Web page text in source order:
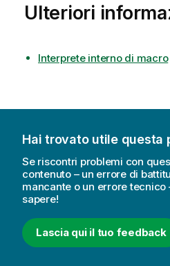
Ulteriori
Interprete interno di macro
Hai trovato utile questa
Se riscontri problemi con
contenuto – un errore di
mancante o un errore
sapere!
Lascia qui il tuo feedback